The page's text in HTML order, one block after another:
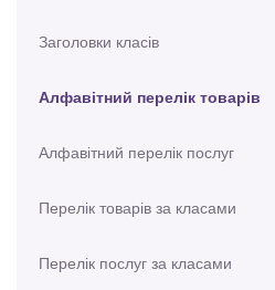
Заголовки класів
Алфавітний перелік товарів
Алфавітний перелік послуг
Перелік товарів за класами
Перелік послуг за класами